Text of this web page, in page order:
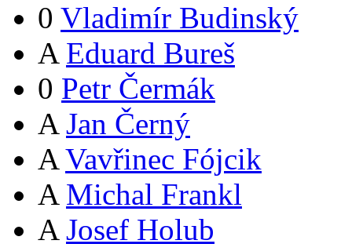
0 Vladimír Budinský
A Eduard Bureš
0 Petr Čermák
A Jan Černý
A Vavřinec Fójcik
A Michal Frankl
A Josef Holub